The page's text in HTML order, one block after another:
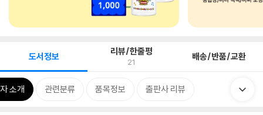
도서정보 리뷰/한줄평
21 배송/반품/교환
소개 관련분류 품목정보 출판사 리뷰